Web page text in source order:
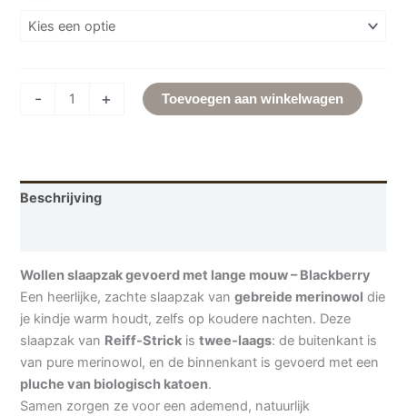
- + Toevoegen aan winkelwagen
Beschrijving
Wollen slaapzak gevoerd met lange mouw – Blackberry
Een heerlijke, zachte slaapzak vangebreide merinowol die
je kindje warm houdt, zelfs op koudere nachten. Deze
slaapzak van Reiff-Strick istwee-laags: de buitenkant is
van pure merinowol, en de binnenkant is gevoerd met een
pluche van biologisch katoen.
Samen zorgen ze voor een ademend, natuurlijk